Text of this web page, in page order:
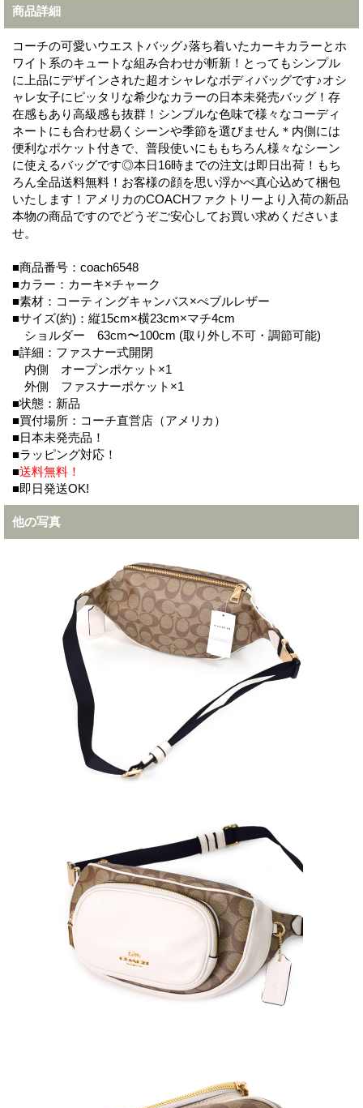
商品詳細
コーチの可愛いウエストバッグ♪落ち着いたカーキカラーとホ
ワイト系のキュートな組み合わせが斬新！とってもシンプル
に上品にデザインされた超オシャレなボディバッグです♪オシ
ャレ女子にピッタリな希少なカラーの日本未発売バッグ！存
在感もあり高級感も抜群！シンプルな色味で様々なコーディ
ネートにも合わせ易くシーンや季節を選びません＊内側には
便利なポケット付きで、普段使いにももちろん様々なシーン
に使えるバッグです◎本日16時までの注文は即日出荷！もち
ろん全品送料無料！お客様の顔を思い浮かべ真心込めて梱包
いたします！アメリカのCOACHファクトリーより入荷の新品
本物の商品ですのでどうぞご安心してお買い求めくださいま
せ。
■商品番号：coach6548
■カラー：カーキ×チャーク
■素材：コーティングキャンバス×ぺブルレザー
■サイズ(約)：縦15cm×横23cm×マチ4cm
ショルダー 63cm〜100cm (取り外し不可・調節可能)
■詳細：ファスナー式開閉
内側 オープンポケット×1
外側 ファスナーポケット×1
■状態：新品
■買付場所：コーチ直営店（アメリカ）
■日本未発売品！
■ラッピング対応！
■送料無料！
■即日発送OK!
他の写真